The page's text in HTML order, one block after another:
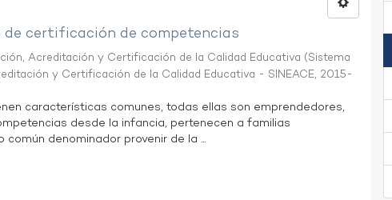
certificación de competencias
Acreditación y Certificación de la Calidad Educativa (Sistema
y Certificación de la Calidad Educativa - SINEACE, 2015-
características comunes, todas ellas son emprendedores,
desde la infancia, pertenecen a familias
denominador provenir de la ...